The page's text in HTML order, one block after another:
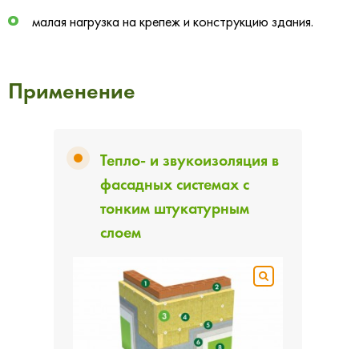
малая нагрузка на крепеж и конструкцию здания.
Применение
Тепло- и звукоизоляция в
фасадных системах с
тонким штукатурным
слоем